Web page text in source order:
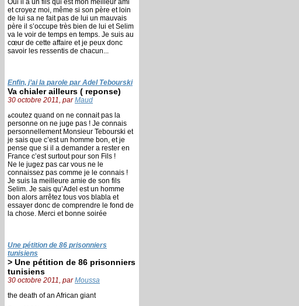
Oui il a un fils qui est mon meilleur ami
et croyez moi, même si son père et loin
de lui sa ne fait pas de lui un mauvais
père il s’occupe très bien de lui et Selim
va le voir de temps en temps. Je suis au
cœur de cette affaire et je peux donc
savoir les ressentis de chacun...
Enfin, j’ai la parole par Adel Tebourski
Va chialer ailleurs ( reponse)
30 octobre 2011, parMaud
ةcoutez quand on ne connait pas la
personne on ne juge pas ! Je connais
personnellement Monsieur Tebourski et
je sais que c’est un homme bon, et je
pense que si il a demander a rester en
France c’est surtout pour son Fils !
Ne le jugez pas car vous ne le
connaissez pas comme je le connais !
Je suis la meilleure amie de son fils
Selim. Je sais qu’Adel est un homme
bon alors arrêtez tous vos blabla et
essayer donc de comprendre le fond de
la chose. Merci et bonne soirée
Une pétition de 86 prisonniers
tunisiens
> Une pétition de 86 prisonniers
tunisiens
30 octobre 2011, parMoussa
the death of an African giant